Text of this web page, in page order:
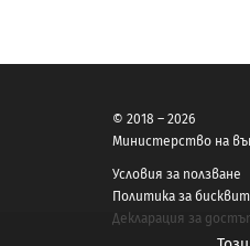
© 2018 – 2026
Министерство на
Условия за ползване
Политика за
Декларация за